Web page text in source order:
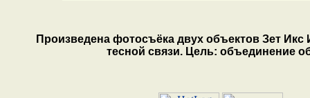
Произведена фотосъёка двух объектов Зет
тесной связи. Цель: объединение